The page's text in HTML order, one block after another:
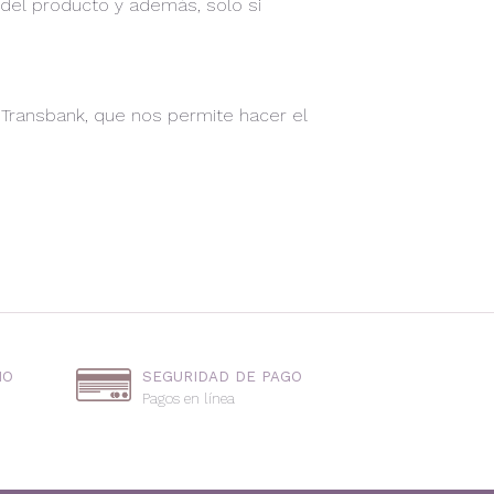
producto y además, solo si
que nos permite hacer el
SEGURIDAD DE PAGO
Pagos en línea